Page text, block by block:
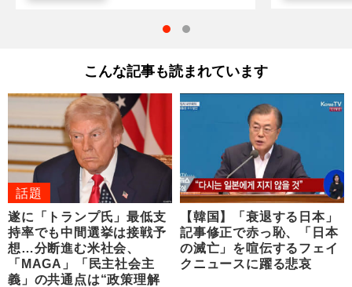
こんな記事も読まれています
話題
遂に「トランプ氏」最低支
持率でも中間選挙は接戦予
想…分断進む米社会、
「MAGA」「民主社会主
義」の共通点は“政策理解
【韓国】「衰退する日本」
記事修正で赤っ恥、「日本
の滅亡」を喧伝するフェイ
クニュースに躍る悲哀